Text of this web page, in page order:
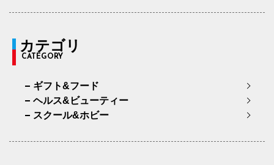
カテゴリ
CATEGORY
ギフト&フード
ヘルス&ビューティー
スクール&ホビー